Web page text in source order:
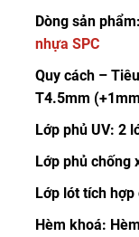
Dòng sản phẩm:
nhựa SPC
Quy cách –
T4.5mm
Lớp phủ UV: 2
Lớp phủ chống
Lớp lót tích hợp
Hèm khoá: